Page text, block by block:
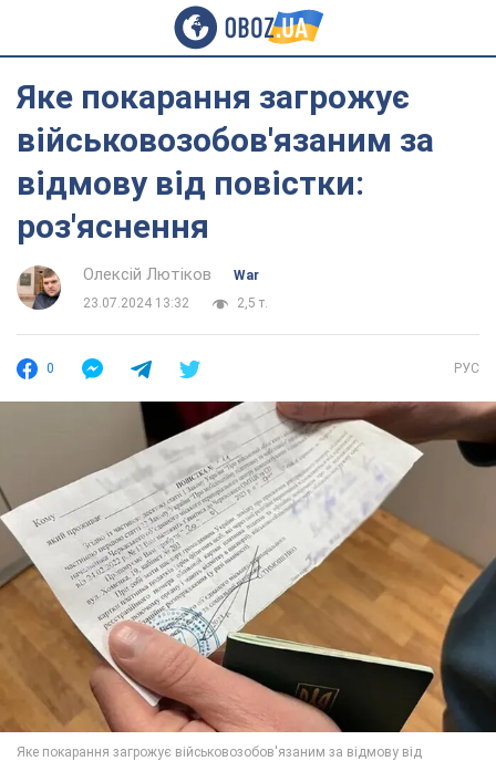
Яке покарання загрожує
військовозобов'язаним за
відмову від повістки:
роз'яснення
Олексій Лютіков
War
23.07.2024 13:32
2,5 т.
0 РУС